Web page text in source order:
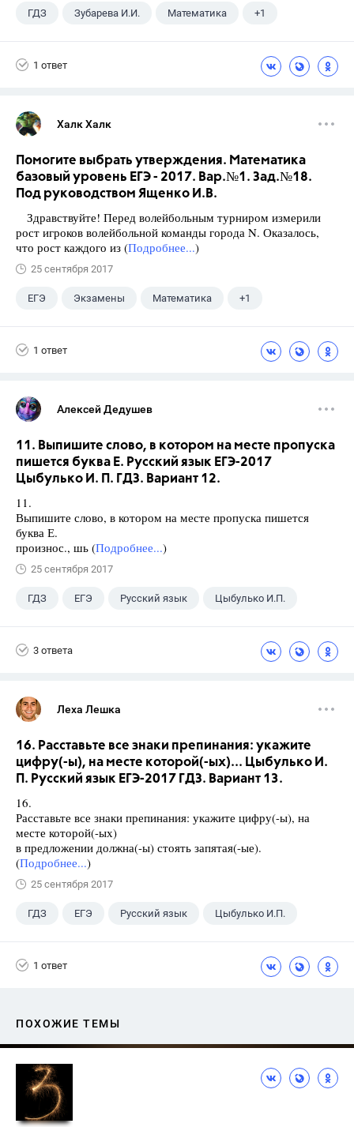
ГДЗ Зубарева И.И. Математика +1
1 ответ
Халк Халк
Помогите выбрать утверждения. Математика
базовый уровень ЕГЭ - 2017. Вар.№1. Зад.№18.
Под руководством Ященко И.В.
Здравствуйте! Перед волейбольным турниром измерили
рост игроков волейбольной команды города N. Оказалось,
что рост каждого из (Подробнее...)
25 сентября 2017
ЕГЭ Экзамены Математика +1
1 ответ
Алексей Дедушев
11. Выпишите слово, в котором на месте пропуска
пишется буква Е. Русский язык ЕГЭ-2017
Цыбулько И. П. ГДЗ. Вариант 12.
11.
Выпишите слово, в котором на месте пропуска пишется
буква Е.
произнос., шь (Подробнее...)
25 сентября 2017
ГДЗ ЕГЭ Русский язык Цыбулько И.П.
3 ответа
Леха Лешка
16. Расставьте все знаки препинания: укажите
цифру(-ы), на месте которой(-ых)... Цыбулько И.
П. Русский язык ЕГЭ-2017 ГДЗ. Вариант 13.
16.
Расставьте все знаки препинания: укажите цифру(-ы), на
месте которой(-ых)
в предложении должна(-ы) стоять запятая(-ые).
(Подробнее...)
25 сентября 2017
ГДЗ ЕГЭ Русский язык Цыбулько И.П.
1 ответ
ПОХОЖИЕ ТЕМЫ